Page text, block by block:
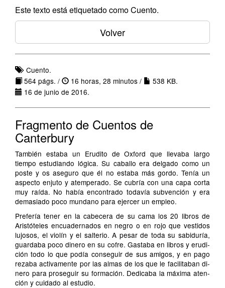
Este texto está etiquetado como Cuento.
Volver
Cuento.
564 págs. /
16 horas, 28 minutos /
538 KB.
16 de junio de 2016.
Fragmento de Cuentos de
Canterbury
También estaba un Erudito de Oxford que llevaba largo
tiempo estudiando lógica. Su caballo era delgado como un
poste y os aseguro que él no estaba más gordo. Tenía un
aspecto enjuto y atemperado. Se cubría con una capa corta
muy raída. No había encontrado todavía subvención y era
demasiado poco mundano para ejercer un empleo.
Prefería tener en la cabecera de su cama los 20 libros de
Aristóteles encuadernados en negro o en rojo que vestidos
lujosos, el violín y el salterio. A pesar de toda su sabiduría,
guardaba poco dinero en su cofre. Gastaba en libros y erudi­
ción todo lo que podía conseguir de sus amigos, y en pago
rezaba activamente por las almas de los que le facilitaban di­
nero para proseguir su formación. Dedicaba la máxima aten­
ción y cuidado al estudio.